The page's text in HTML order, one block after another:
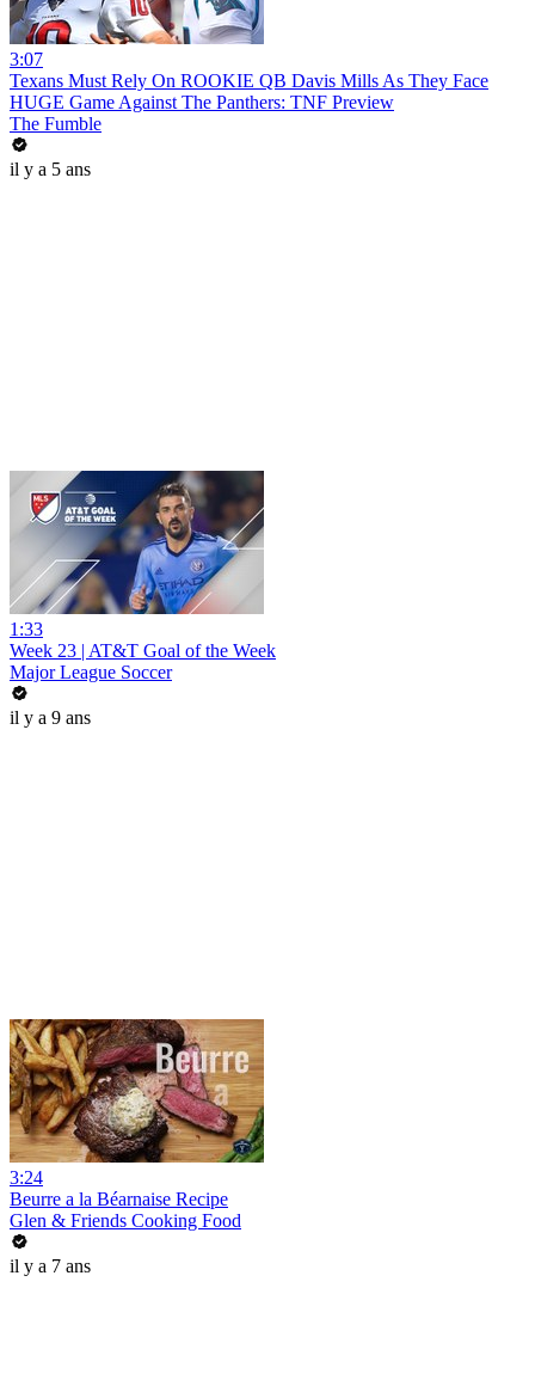
3:07
Texans Must Rely On ROOKIE QB Davis Mills As They Face
HUGE Game Against The Panthers: TNF Preview
The Fumble
il y a 5 ans
1:33
Week 23 | AT&T Goal of the Week
Major League Soccer
il y a 9 ans
3:24
Beurre a la Béarnaise Recipe
Glen & Friends Cooking Food
il y a 7 ans